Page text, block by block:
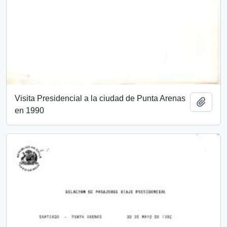
Visita Presidencial a la ciudad de Punta Arenas
en 1990